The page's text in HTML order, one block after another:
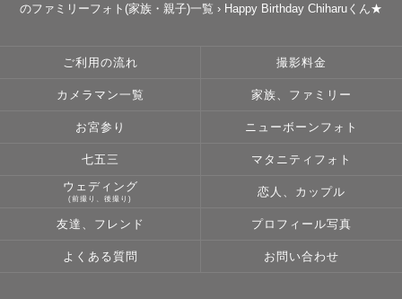
のファミリーフォト(家族・親子)一覧 › Happy Birthday Chiharuくん★
ご利用の流れ 撮影料金
カメラマン一覧 家族、ファミリー
お宮参り ニューボーンフォト
七五三 マタニティフォト
ウェディング
(前撮り、後撮り)
恋人、カップル
友達、フレンド プロフィール写真
よくある質問 お問い合わせ